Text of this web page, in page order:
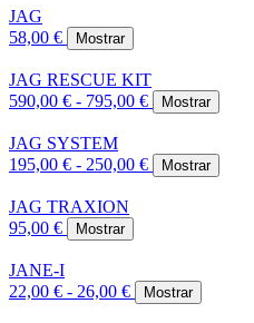
JAG
58,00 €
Mostrar
JAG RESCUE KIT
590,00 € - 795,00 €
Mostrar
JAG SYSTEM
195,00 € - 250,00 €
Mostrar
JAG TRAXION
95,00 €
Mostrar
JANE-I
22,00 € - 26,00 €
Mostrar